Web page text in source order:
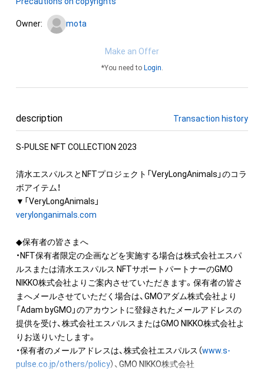
Owner: mota
Make an Offer
*You need to Login.
description Transaction history
S-PULSE NFT COLLECTION 2023
清水エスパルスとNFTプロジェクト「VeryLongAnimals」のコラ
ボアイテム！
verylonganimals.com
◆保有者の皆さまへ
・NFT保有者限定の企画などを実施する場合は株式会社エスパ
ルスまたは清水エスパルス NFTサポートパートナーのGMO
NIKKO株式会社よりご案内させていただきます。保有者の皆さ
まへメールさせていただく場合は、GMOアダム株式会社より
「Adam byGMO」のアカウントに登録されたメールアドレスの
提供を受け、株式会社エスパルスまたはGMO NIKKO株式会社よ
りお送りいたします。
・保有者のメールアドレスは、株式会社エスパルス（www.s-
pulse.co.jp/others/policy）、GMO NIKKO株式会社